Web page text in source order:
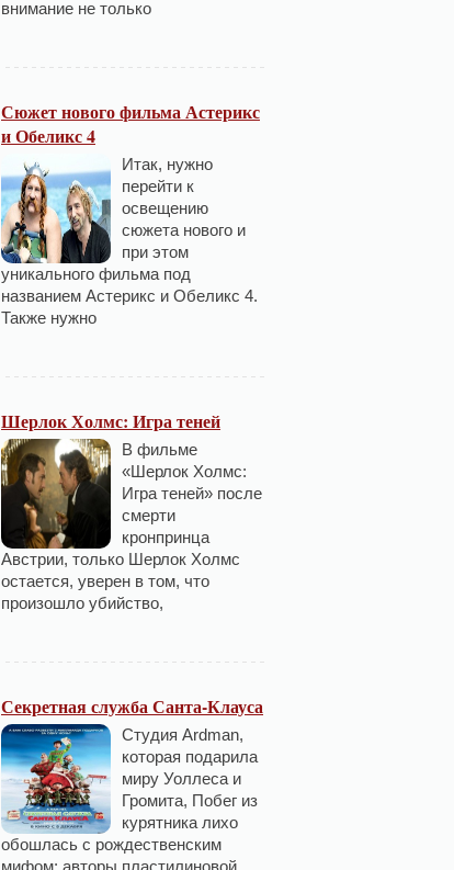
внимание не только
Сюжет нового фильма Астерикс
и Обеликс 4
Итак, нужно
перейти к
освещению
сюжета нового и
при этом
уникального фильма под
названием Астерикс и Обеликс 4.
Также нужно
Шерлок Холмс: Игра теней
В фильме
«Шерлок Холмс:
Игра теней» после
смерти
кронпринца
Австрии, только Шерлок Холмс
остается, уверен в том, что
произошло убийство,
Секретная служба Санта-Клауса
Студия Ardman,
которая подарила
миру Уоллеса и
Громита, Побег из
курятника лихо
обошлась с рождественским